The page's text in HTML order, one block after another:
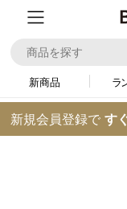
新商品 ラ
新規会員登録で す